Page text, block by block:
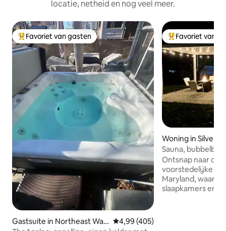
locatie, netheid en nog veel meer.
Topfavoriet van gasten
Favoriet van gasten
Gastsuite in Northeast Was
Gemiddelde beoordeling van
4,99 (405)
Topfavoriet van
Favoriet van
Woning in Silver
Sauna,
buitenruimte!
Ontsnap naar
voorstedelijke
Maryland, waar
slaapkamers en 2